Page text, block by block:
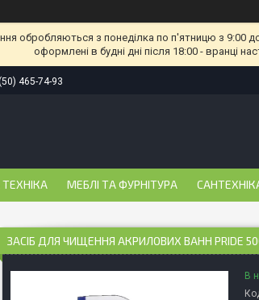
обробляються з понеділка по п'ятницю з
оформлені в будні дні після 18:00 - вранці
465-74-93
МЕБЛІ ТА ФУРНІТУРА
ЗАСІБ ДЛЯ ЧИЩЕННЯ АКРИЛОВИХ ВАНН PRIDE
В